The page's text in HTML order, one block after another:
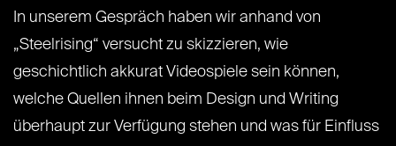
In unserem Gespräch haben wir anhand von
„Steelrising“ versucht zu skizzieren, wie
geschichtlich akkurat Videospiele sein können,
welche Quellen ihnen beim Design und Writing
überhaupt zur Verfügung stehen und was für Einfluss